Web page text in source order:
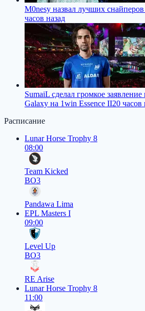
M0nesy назвал лучших
часов назад
SumaiL сделал громкое
Galaxy на 1win Essence II20 часов
Расписание
Lunar Horse Trophy 8
08:00
Team Kicked
BO3
Pandawa Lima
EPL Masters I
09:00
Level Up
BO3
RE Arise
Lunar Horse Trophy 8
11:00